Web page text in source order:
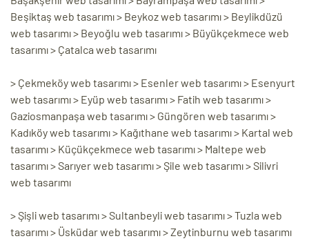
Beşiktaş web tasarımı > Beykoz web tasarımı > Beylikdüzü
web tasarımı > Beyoğlu web tasarımı > Büyükçekmece web
tasarımı > Çatalca web tasarımı
> Çekmeköy web tasarımı > Esenler web tasarımı > Esenyurt
web tasarımı > Eyüp web tasarımı > Fatih web tasarımı >
Gaziosmanpaşa web tasarımı > Güngören web tasarımı >
Kadıköy web tasarımı > Kağıthane web tasarımı > Kartal web
tasarımı > Küçükçekmece web tasarımı > Maltepe web
tasarımı > Sarıyer web tasarımı > Şile web tasarımı > Silivri
web tasarımı
> Şişli web tasarımı > Sultanbeyli web tasarımı > Tuzla web
tasarımı > Üsküdar web tasarımı > Zeytinburnu web tasarımı